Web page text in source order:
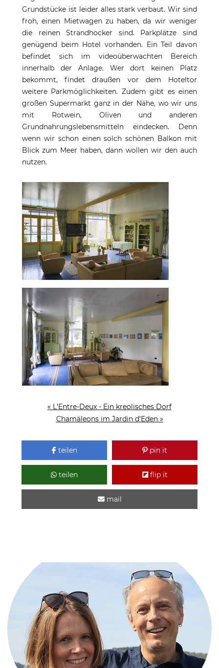
Grundstücke ist leider alles stark verbaut. Wir sind
froh, einen Mietwagen zu haben, da wir weniger
die reinen Strandhocker sind. Parkplätze sind
genügend beim Hotel vorhanden. Ein Teil davon
befindet sich im videoüberwachten Bereich
innerhalb der Anlage. Wer dort keinen Platz
bekommt, findet draußen vor dem Hoteltor
weitere Parkmöglichkeiten. Zudem gibt es einen
großen Supermarkt ganz in der Nähe, wo wir uns
mit Rotwein, Oliven und anderen
Grundnahrungslebensmitteln eindecken. Denn
wenn wir schon einen solch schönen Balkon mit
Blick zum Meer haben, dann wollen wir den auch
nutzen.
« L'Entre-Deux - Ein kreolisches Dorf
Chamäleons im Jardin d'Eden »
teilen pin it
teilen flip it
mail